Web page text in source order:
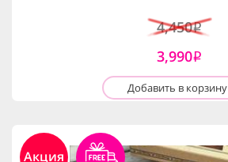
4,450i
3,990i
Добавить в корзину
Акция